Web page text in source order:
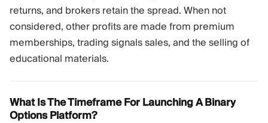
returns, and brokers retain the spread. When not
considered, other profits are made from premium
memberships, trading signals sales, and the selling of
educational materials.
What Is The Timeframe For Launching A Binary
Options Platform?